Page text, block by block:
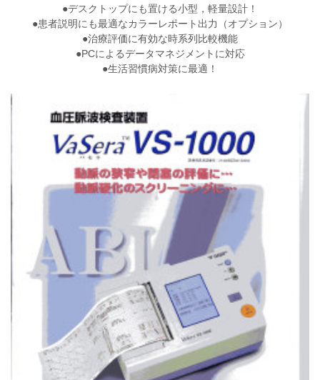
●デスクトップにも置ける小型，軽量設計！
●患者説明にも最適なカラーレポート出力（オプション）
●治療評価に有効な時系列比較機能
●PCによるデータマネジメントに対応
●生活習慣病対策に最適！